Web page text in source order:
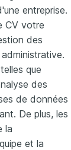
entreprise.
CV votre
des
que
des
de données
De plus, les
la
et la